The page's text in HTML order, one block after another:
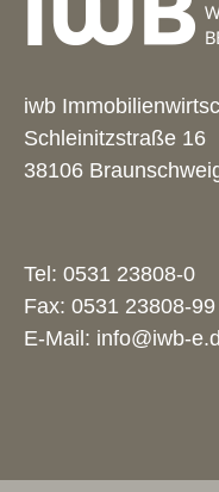
iwb
Schleinitzstraße 16
38106
Tel: 0531 23808-0
Fax: 0531 23808-99
E-Mail: info@iwb-